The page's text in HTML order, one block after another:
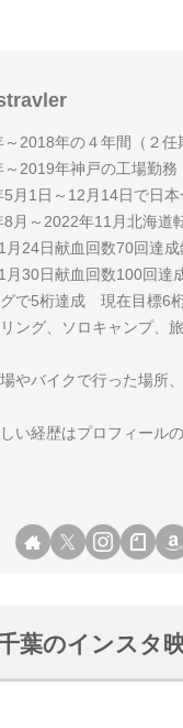
2018年の４年間（２任
2019年神戸の工場勤務
月1日～12月14日で日本
月～2022年11月北海道
月24日献血回数70回達
月30日献血回数100回達
で5桁達成 現在目標6
ング、ソロキャンプ、
やバイクで行った場所
い経歴はプロフィール
葉のインスタ